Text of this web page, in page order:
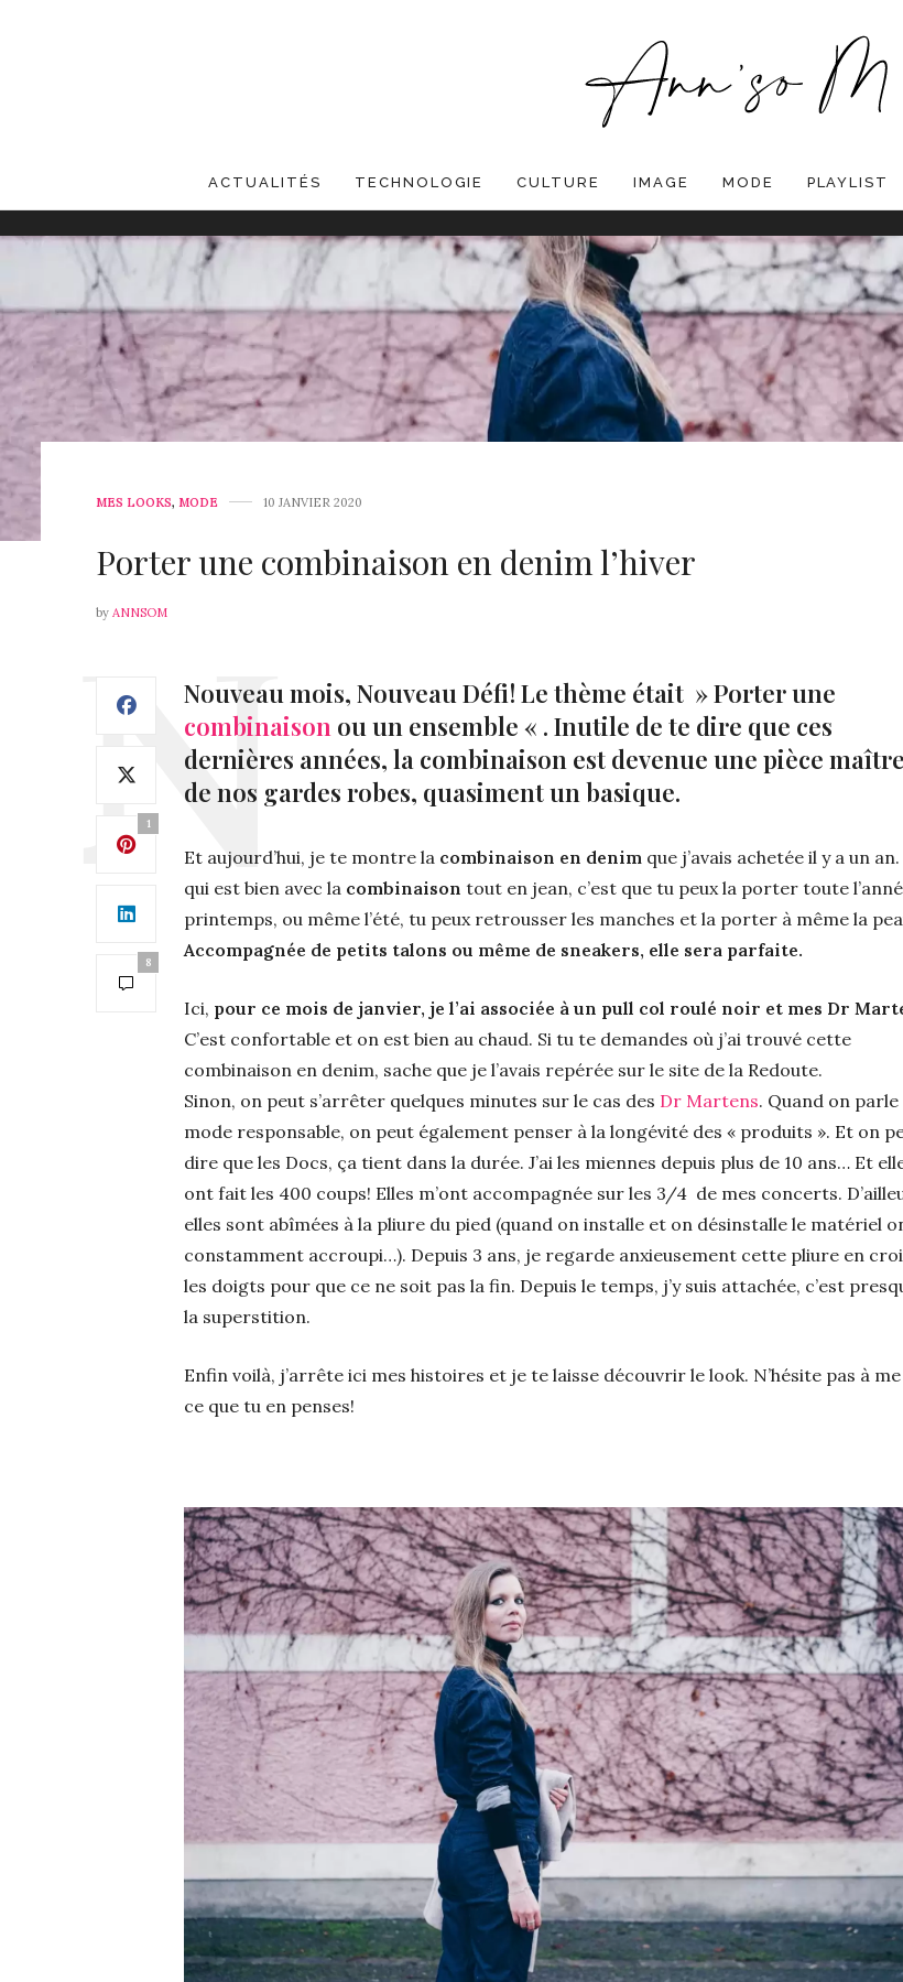
ACTUALITÉS TECHNOLOGIE CULTURE IMAGE MODE PLAYLIST
MES LOOKS, MODE 10 JANVIER 2020
Porter une combinaison en denim l’hiver
by ANNSOM
1
8
Nouveau mois, Nouveau Défi! Le thème était » Porter une
combinaison ou un ensemble « . Inutile de te dire que ces
dernières années, la combinaison est devenue une pièce
de nos gardes robes, quasiment un basique.
Et aujourd’hui, je te montre la combinaison en denim que j’avais achetée il y a un an.
qui est bien avec la combinaison tout en jean, c’est que tu peux la porter toute
printemps, ou même l’été, tu peux retrousser les manches et la porter à même la
Accompagnée de petits talons ou même de sneakers, elle sera parfaite.
Ici, pour ce mois de janvier, je l’ai associée à un pull col roulé noir et mes Dr
C’est confortable et on est bien au chaud. Si tu te demandes où j’ai trouvé cette
combinaison en denim, sache que je l’avais repérée sur le site de la Redoute.
Sinon, on peut s’arrêter quelques minutes sur le cas des Dr Martens. Quand on parle
mode responsable, on peut également penser à la longévité des « produits ». Et on
dire que les Docs, ça tient dans la durée. J’ai les miennes depuis plus de 10 ans… Et
ont fait les 400 coups! Elles m’ont accompagnée sur les 3/4 de mes concerts.
elles sont abîmées à la pliure du pied (quand on installe et on désinstalle le matériel
constamment accroupi…). Depuis 3 ans, je regarde anxieusement cette pliure en
les doigts pour que ce ne soit pas la fin. Depuis le temps, j’y suis attachée, c’est
la superstition.
Enfin voilà, j’arrête ici mes histoires et je te laisse découvrir le look. N’hésite pas à
ce que tu en penses!